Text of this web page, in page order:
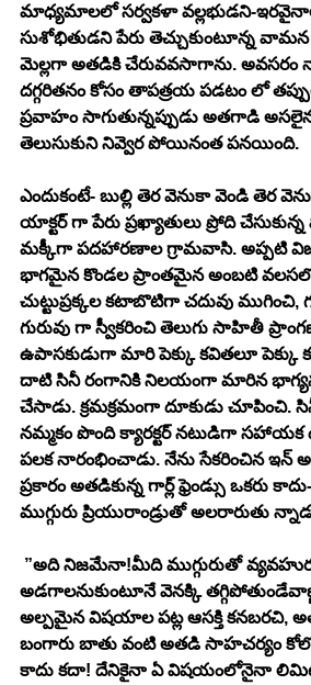
మాధ్యమాలలో సర్వకళా వల్లభుడని-
సుశోభితుడని పేరు తెచ్చుకుంటూన్న
మెల్లగా అతడికి చేరువవసాగాను. అవసరం
దగ్గరితనం కోసం తాపత్రయ పడటం లో
ప్రవాహం సాగుతున్నప్పుడు అతగాడి
తెలుసుకుని నివ్వెర పోయినంత పనయింది.
ఎందుకంటే- బుల్లి తెర వెనుకా వెండి తెర
యాక్టర్ గా పేరు ప్రఖ్యాతులు ప్రోది
మక్కీగా పదహారణాల గ్రామవాసి. అప్పటి
భాగమైన కొండల ప్రాంతమైన అంబటి వలసలో
చుట్టుప్రక్కల కటాబొటిగా చదువు
గురువు గా స్వీకరించి తెలుగు సాహితీ
ఉపాసకుడుగా మారి పెక్కు కవితలూ పెక్కు
దాటి సినీ రంగానికి నిలయంగా మారిన
చేసాడు. క్రమక్రమంగా దూకుడు చూపించి.
నమ్మకం పొంది క్యారక్టర్ నటుడిగా సహాయక
పలక నారంభించాడు. నేను సేకరించిన
ప్రకారం అతడికున్న గార్ల్ ఫ్రెండ్సు ఒకరు
ముగ్గురు ప్రియురాండ్రుతో అలరారుతు
”అది నిజమేనా!మీది ముగ్గురుతో
అడగాలనుకుంటూనే వెనక్కి
అల్పమైన విషయాల పట్ల ఆసక్తి కనబరచి,
బంగారు బాతు వంటి అతడి సాహచర్యం
కాదు కదా! దేనికైనా ఏ విషయంలోనైనా